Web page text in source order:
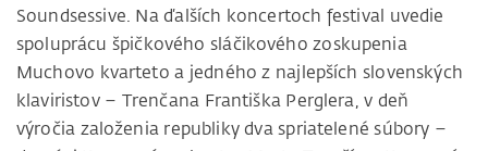
Soundsessive. Na ďalších koncertoch festival uvedie
spoluprácu špičkového sláčikového zoskupenia
Muchovo kvarteto a jedného z najlepších slovenských
klaviristov – Trenčana Františka Perglera, v deň
výročia založenia republiky dva spriatelené súbory –